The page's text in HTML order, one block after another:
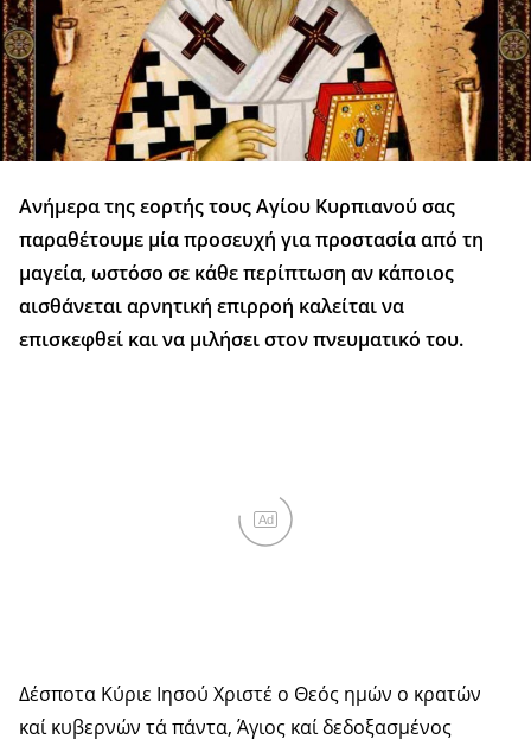
Ανήμερα της εορτής τους Αγίου Κυρπιανού σας
παραθέτουμε μία προσευχή για προστασία από τη
μαγεία, ωστόσο σε κάθε περίπτωση αν κάποιος
αισθάνεται αρνητική επιρροή καλείται να
επισκεφθεί και να μιλήσει στον πνευματικό του.
Ad
Δέσποτα Κύριε Ιησού Χριστέ ο Θεός ημών ο κρατών
καί κυβερνών τά πάντα, Άγιος καί δεδοξασμένος